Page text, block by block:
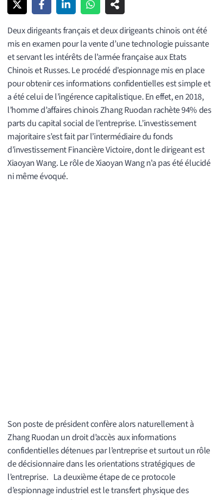
Deux dirigeants français et deux dirigeants chinois ont été
mis en examen pour la vente d’une technologie puissante
et servant les intérêts de l’armée française aux Etats
Chinois et Russes. Le procédé d’espionnage mis en place
pour obtenir ces informations confidentielles est simple et
a été celui de l’ingérence capitalistique. En effet, en 2018,
l’homme d’affaires chinois Zhang Ruodan rachète 94% des
parts du capital social de l’entreprise. L’investissement
majoritaire s’est fait par l’intermédiaire du fonds
d’investissement Financière Victoire, dont le dirigeant est
Xiaoyan Wang. Le rôle de Xiaoyan Wang n’a pas été élucidé
ni même évoqué.
Son poste de président confère alors naturellement à
Zhang Ruodan un droit d’accès aux informations
confidentielles détenues par l’entreprise et surtout un rôle
de décisionnaire dans les orientations stratégiques de
l’entreprise. La deuxième étape de ce protocole
d’espionnage industriel est le transfert physique des